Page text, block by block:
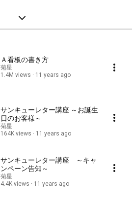
Ａ看板の書き方
菊星
1.4M views
11 years ago
サンキューレター講座 ～お誕生
日のお客様～
菊星
164K views
11 years ago
サンキューレター講座 ～キャ
ンペーン告知～
菊星
4.4K views
11 years ago